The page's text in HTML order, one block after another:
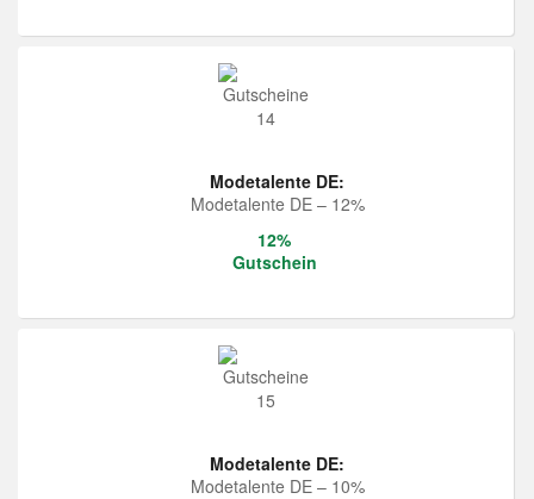
Modetalente DE:
Modetalente DE – 12%
12%
Gutschein
Modetalente DE:
Modetalente DE – 10%